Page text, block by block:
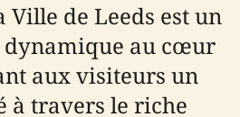
Ville de Leeds est un
au cœur
aux visiteurs un
à travers le riche